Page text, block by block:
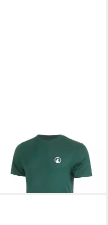
QUIET PLEASE
T-Shirt
Receiver
29,95 €